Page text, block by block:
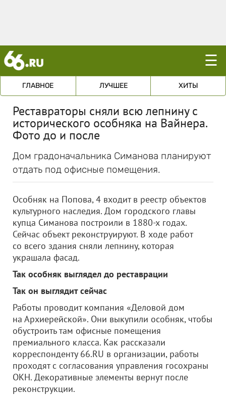
☰
ГЛАВНОЕ ЛУЧШЕЕ ХИТЫ
Реставраторы сняли всю лепнину с
исторического особняка на Вайнера.
Фото до и после
Дом градоначальника Симанова планируют
отдать под офисные помещения.
Особняк на Попова, 4 входит в реестр объектов
культурного наследия. Дом городского главы
купца Симанова построили в 1880-х годах.
Сейчас объект реконструируют. В ходе работ
со всего здания сняли лепнину, которая
украшала фасад.
Так особняк выглядел до реставрации
Так он выглядит сейчас
Работы проводит компания «Деловой дом
на Архиерейской». Они выкупили особняк, чтобы
обустроить там офисные помещения
премиального класса. Как рассказали
корреспонденту 66.RU в организации, работы
проходят с согласования управления госохраны
ОКН. Декоративные элементы вернут после
реконструкции.